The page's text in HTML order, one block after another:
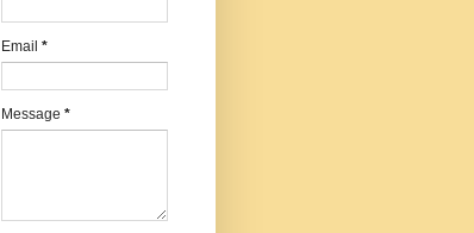
Email *
Message *